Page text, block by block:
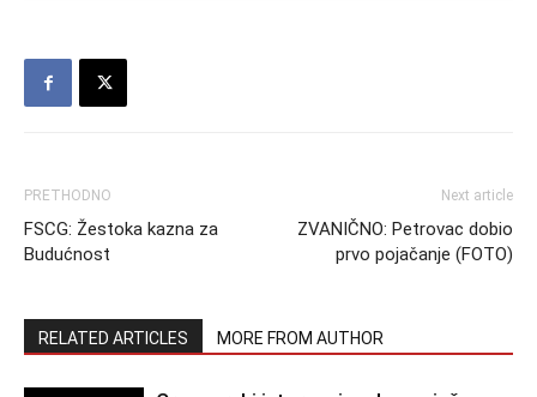
PRETHODNO
FSCG: Žestoka kazna za
Budućnost
Next article
ZVANIČNO: Petrovac dobio
prvo pojačanje (FOTO)
RELATED ARTICLES MORE FROM AUTHOR